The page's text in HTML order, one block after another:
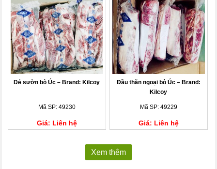
Dẻ sườn bò Úc – Brand: Kilcoy
Mã SP: 49230
Giá: Liên hệ
Đầu thăn ngoại bò Úc – Brand:
Kilcoy
Mã SP: 49229
Giá: Liên hệ
Xem thêm